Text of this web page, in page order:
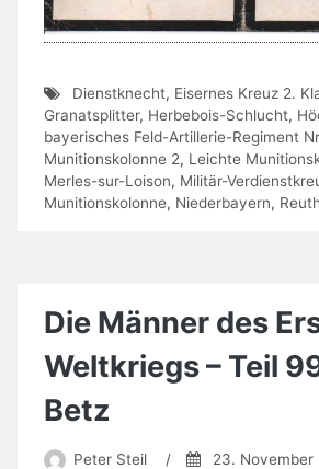
Dienstknecht, Eisernes Kreuz 2.
Granatsplitter, Herbebois-Schlucht,
bayerisches Feld-Artillerie-Regiment
Munitionskolonne 2, Leichte
Merles-sur-Loison, Militär-
Munitionskolonne, Niederbayern, Reuth
Die Männer des
Weltkriegs – Teil
Betz
Peter Steil / 23. November